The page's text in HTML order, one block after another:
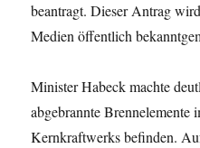
beantragt. Dieser Antrag
Medien öffentlich
Minister Habeck machte
abgebrannte Brennelemente
Kernkraftwerks befinden.